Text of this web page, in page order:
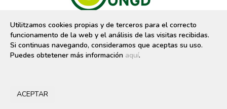
CVONGD, C/ Moro Zeit, 9 bajo-izq 46001 Valencia 96 391 37 49
Desarrollo web:
7ymedia, coop.v
Financia:
Utilitzamos cookies propias y de terceros para el correcto
funcionamento de la web y el análisis de las visitas recibidas.
Si continuas navegando, consideramos que aceptas su uso.
Puedes obtetener más información aquí.
ACEPTAR